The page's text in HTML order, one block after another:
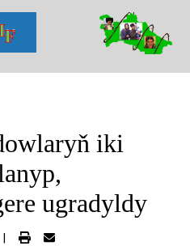
iki
ugradyldy